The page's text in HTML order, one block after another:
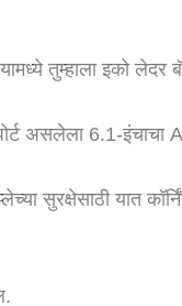
तुम्हाला इको लेदर
असलेला 6.1-
सुरक्षेसाठी यात